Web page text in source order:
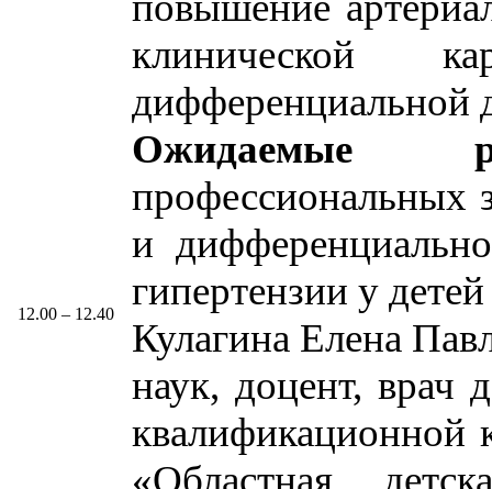
12.00 – 12.40
клинической
дифференциальной
Ожидаемые
профессиональных
и
гипертензии у
Кулагина Елена
наук, доцент, врач
квалификационной
«Областная